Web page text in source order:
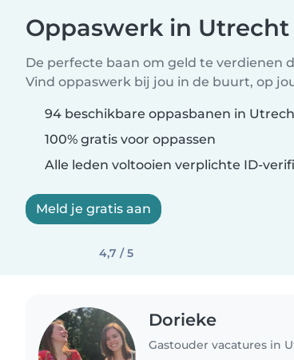
Oppaswerk in Utrecht
De perfecte baan om geld te verdienen
Vind oppaswerk bij jou in de buurt, op
94 beschikbare oppasbanen in
100% gratis voor oppassen
Alle leden voltooien verplichte ID-
Meld je gratis aan
4,7 / 5
Dorieke
Gastouder vacatures in